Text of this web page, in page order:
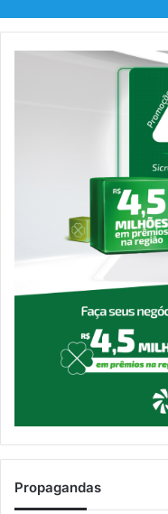
Propagandas